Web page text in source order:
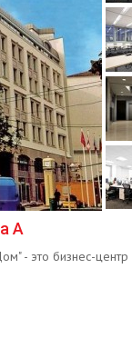
А
- это бизнес-центр